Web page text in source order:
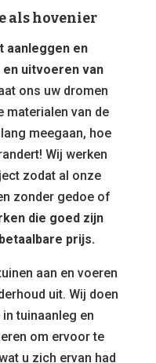
als hovenier
aanleggen en
en uitvoeren van
ons uw dromen
materialen van de
meegaan, hoe
Wij werken
zodat al onze
zonder gedoe of
die goed zijn
prijs.
aan en voeren
uit. Wij doen
tuinaanleg en
om ervoor te
u zich ervan had